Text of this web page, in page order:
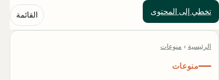
تخطي إلى المحتوى
حلول العالم القائمة
الرئيسية › منوعات
منوعات